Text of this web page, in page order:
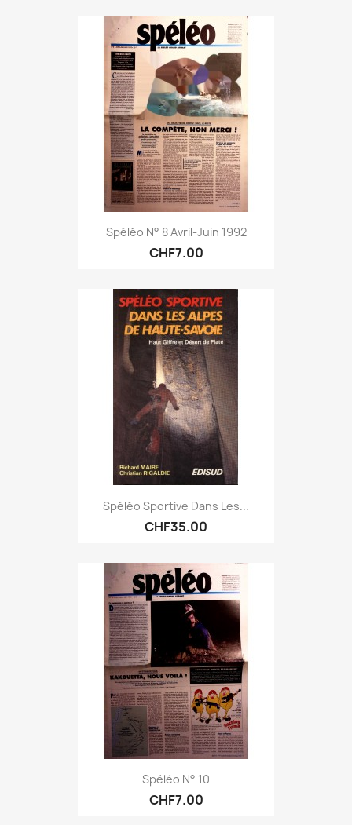
Spéléo N° 8 Avril-Juin 1992
CHF7.00
Spéléo Sportive Dans Les...
CHF35.00
Spéléo N° 10
CHF7.00